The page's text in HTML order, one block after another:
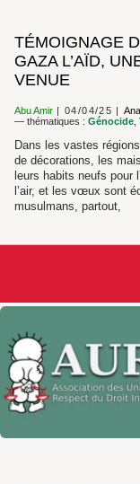
TÉMOIGNAGE
GAZA L’AÏD,
VENUE
Abu Amir 04/04/25
— thématiques : Génocide
Dans les vastes
de décorations, les
leurs habits neufs pour
l’air, et les vœux sont
musulmans, partout,